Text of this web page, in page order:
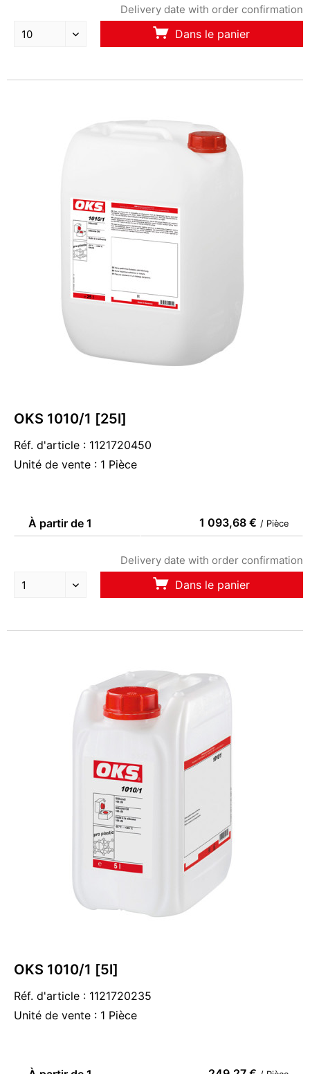
Delivery date with order confirmation
Dans le panier
OKS 1010/1 [25l]
Réf. d'article : 1121720450
Unité de vente : 1 Pièce
À partir de 1 1 093,68 € / Pièce
Delivery date with order confirmation
Dans le panier
OKS 1010/1 [5l]
Réf. d'article : 1121720235
Unité de vente : 1 Pièce